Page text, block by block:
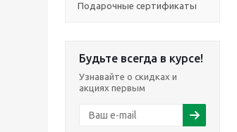
Подарочные сертификаты
Будьте всегда в курсе!
Узнавайте о скидках и
акциях первым